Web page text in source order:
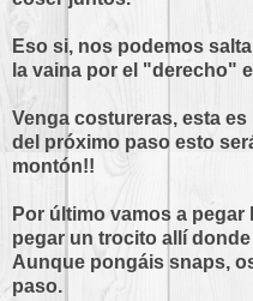
Eso si, nos podemos
la vaina por el "derecho"
Venga costureras, esta
del próximo paso esto
montón!!
Por último vamos a
pegar un trocito allí
Aunque pongáis snaps,
paso.